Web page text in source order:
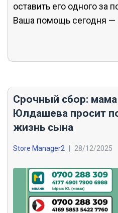
оставить его одного за
Ваша помощь сегодня —
Срочный сбор: мама
Юлдашева просит
жизнь сына
Store Manager2 | 28/12/2025